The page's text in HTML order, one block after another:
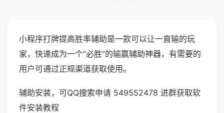
小程序打牌提高胜率辅助是一款可以让一直输的玩
家，快速成为一个“必胜”的输赢辅助神器，有需要的
用户可通过正规渠道获取使用。
辅助安装，可QQ搜索申请 549552478 进群获取软
件安装教程